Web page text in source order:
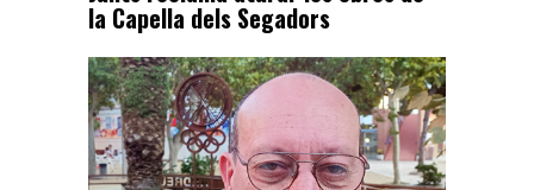
la Capella dels Segadors